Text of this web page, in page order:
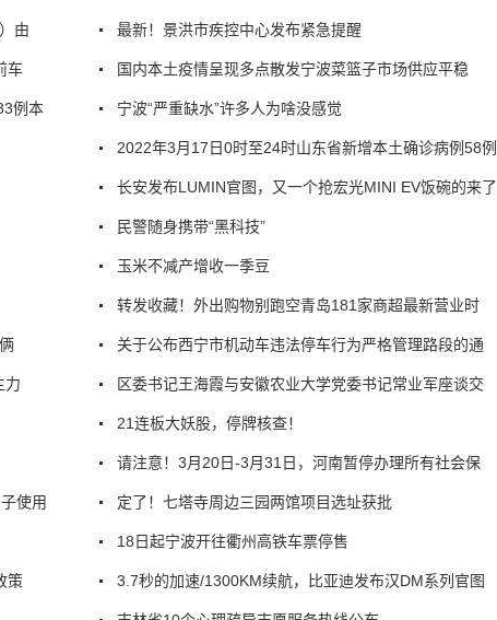
由
车
例本
力
使用
策
最新！景洪市疾控中心发布紧急提醒
国内本土疫情呈现多点散发宁波菜篮子市场供应平稳
宁波“严重缺水”许多人为啥没感觉
2022年3月17日0时至24时山东省新增本土确诊病例58例
长安发布LUMIN官图，又一个抢宏光MINI EV饭碗的来了
民警随身携带“黑科技”
玉米不减产增收一季豆
转发收藏！外出购物别跑空青岛181家商超最新营业时
关于公布西宁市机动车违法停车行为严格管理路段的通
区委书记王海霞与安徽农业大学党委书记常业军座谈交
21连板大妖股，停牌核查！
请注意！3月20日-3月31日，河南暂停办理所有社会保
定了！七塔寺周边三园两馆项目选址获批
18日起宁波开往衢州高铁车票停售
3.7秒的加速/1300KM续航，比亚迪发布汉DM系列官图